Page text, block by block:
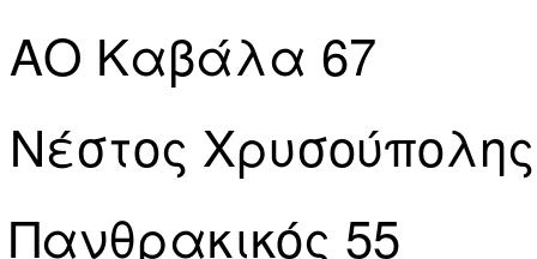
ΑΟ Καβάλα 67
Νέστος
Πανθρακικός 55